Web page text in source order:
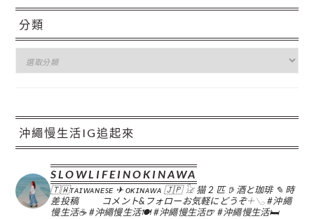
分類
沖繩慢生活IG追起來
SLOWLIFEINOKINAWA
🇹🇼ᴛᴀɪᴡᴀɴᴇsᴇ ✈︎ ᴏᴋɪɴᴀᴡᴀ 🇯🇵𓃠 猫 2 匹 𖠚 酒と珈琲✎ 時
差投稿
コメント&フォローお気軽にどうぞ𓇬𓂅#沖繩
慢生活☕️#沖繩慢生活🍽#沖繩慢生活🍺 #沖繩慢生活🛏